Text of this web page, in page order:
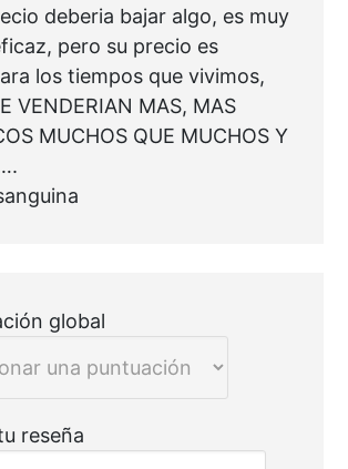
deberia bajar algo, es muy
pero su precio es
los tiempos que vivimos,
VENDERIAN MAS, MAS
MUCHOS QUE MUCHOS Y
global
reseña